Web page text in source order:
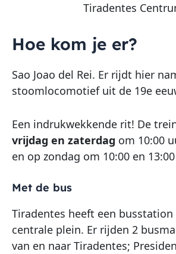
Tiradentes
Hoe kom je er?
Sao Joao del Rei. Er rijdt hier
stoomlocomotief uit de 19e
Een indrukwekkende rit! De
vrijdag en zaterdag om 10:00
en op zondag om 10:00 en
Met de bus
Tiradentes heeft een
centrale plein. Er rijden 2
van en naar Tiradentes;